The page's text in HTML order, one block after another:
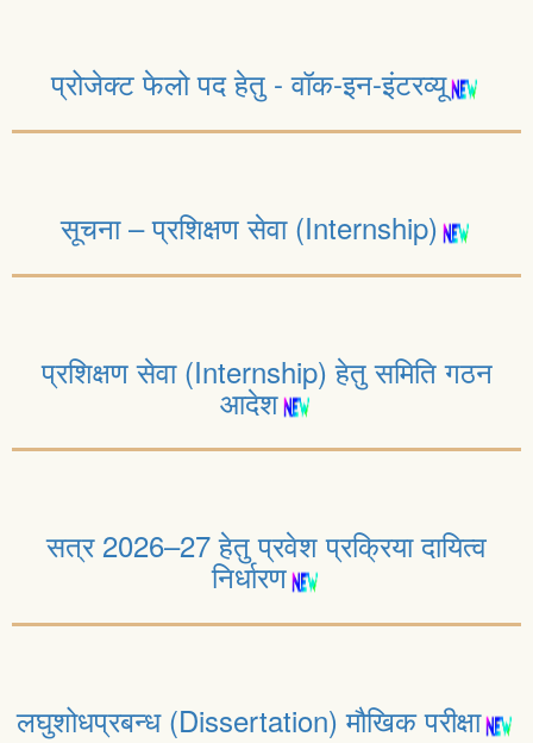
प्रोजेक्ट फेलो पद हेतु - वॉक-इन-इंटरव्यू
सूचना – प्रशिक्षण सेवा (Internship)
प्रशिक्षण सेवा (Internship) हेतु समिति गठन
आदेश
सत्र 2026–27 हेतु प्रवेश प्रक्रिया दायित्व
निर्धारण
लघुशोधप्रबन्ध (Dissertation) मौखिक परीक्षा